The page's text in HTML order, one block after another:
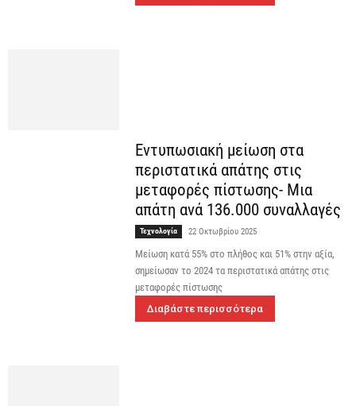
Εντυπωσιακή μείωση στα
περιστατικά απάτης στις
μεταφορές πίστωσης- Μια
απάτη ανά 136.000 συναλλαγές
Τεχνολογία 22 Οκτωβρίου 2025
Μείωση κατά 55% στο πλήθος και 51% στην αξία,
σημείωσαν το 2024 τα περιστατικά απάτης στις
μεταφορές πίστωσης
Διαβάστε περισσότερα